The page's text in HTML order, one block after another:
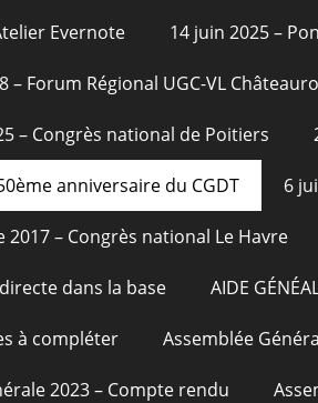
Evernote 14 juin 2025 –
– Forum Régional UGC-VL
– Congrès national de Poitiers
anniversaire du CGDT 6
2017 – Congrès national Le Havre
dans la base AIDE
à compléter Assemblée
2023 – Compte rendu